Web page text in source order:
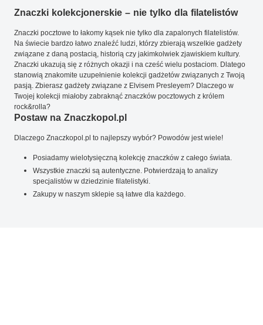
Znaczki kolekcjonerskie – nie tylko dla filatelistów
Znaczki pocztowe to łakomy kąsek nie tylko dla zapalonych filatelistów.
Na świecie bardzo łatwo znaleźć ludzi, którzy zbierają wszelkie gadżety
związane z daną postacią, historią czy jakimkolwiek zjawiskiem kultury.
Znaczki ukazują się z różnych okazji i na cześć wielu postaciom. Dlatego
stanowią znakomite uzupełnienie kolekcji gadżetów związanych z Twoją
pasją. Zbierasz gadżety związane z Elvisem Presleyem? Dlaczego w
Twojej kolekcji miałoby zabraknąć znaczków pocztowych z królem
rock&rolla?
Postaw na Znaczkopol.pl
Dlaczego Znaczkopol.pl to najlepszy wybór? Powodów jest wiele!
Posiadamy wielotysięczną kolekcję znaczków z całego świata.
Wszystkie znaczki są autentyczne. Potwierdzają to analizy
specjalistów w dziedzinie filatelistyki.
Zakupy w naszym sklepie są łatwe dla każdego.